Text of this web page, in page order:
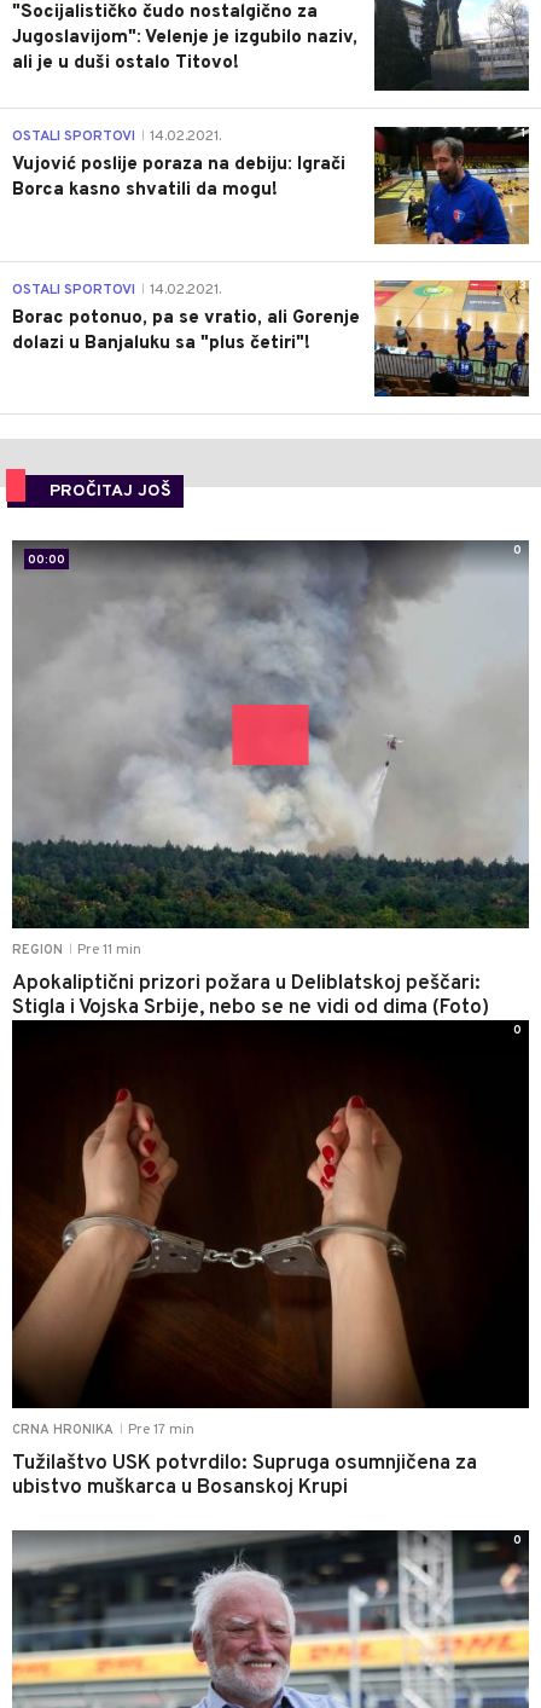
"Socijalističko čudo nostalgično za
Jugoslavijom": Velenje je izgubilo naziv,
ali je u duši ostalo Titovo!
1
OSTALI SPORTOVI 14.02.2021.
Vujović poslije poraza na debiju: Igrači
Borca kasno shvatili da mogu!
3
OSTALI SPORTOVI 14.02.2021.
Borac potonuo, pa se vratio, ali Gorenje
dolazi u Banjaluku sa "plus četiri"!
PROČITAJ JOŠ
REGION Pre 11 min
Apokaliptični prizori požara u Deliblatskoj peščari:
Stigla i Vojska Srbije, nebo se ne vidi od dima (Foto)
00:00
0
CRNA HRONIKA Pre 17 min
Tužilaštvo USK potvrdilo: Supruga osumnjičena za
ubistvo muškarca u Bosanskoj Krupi
0
0